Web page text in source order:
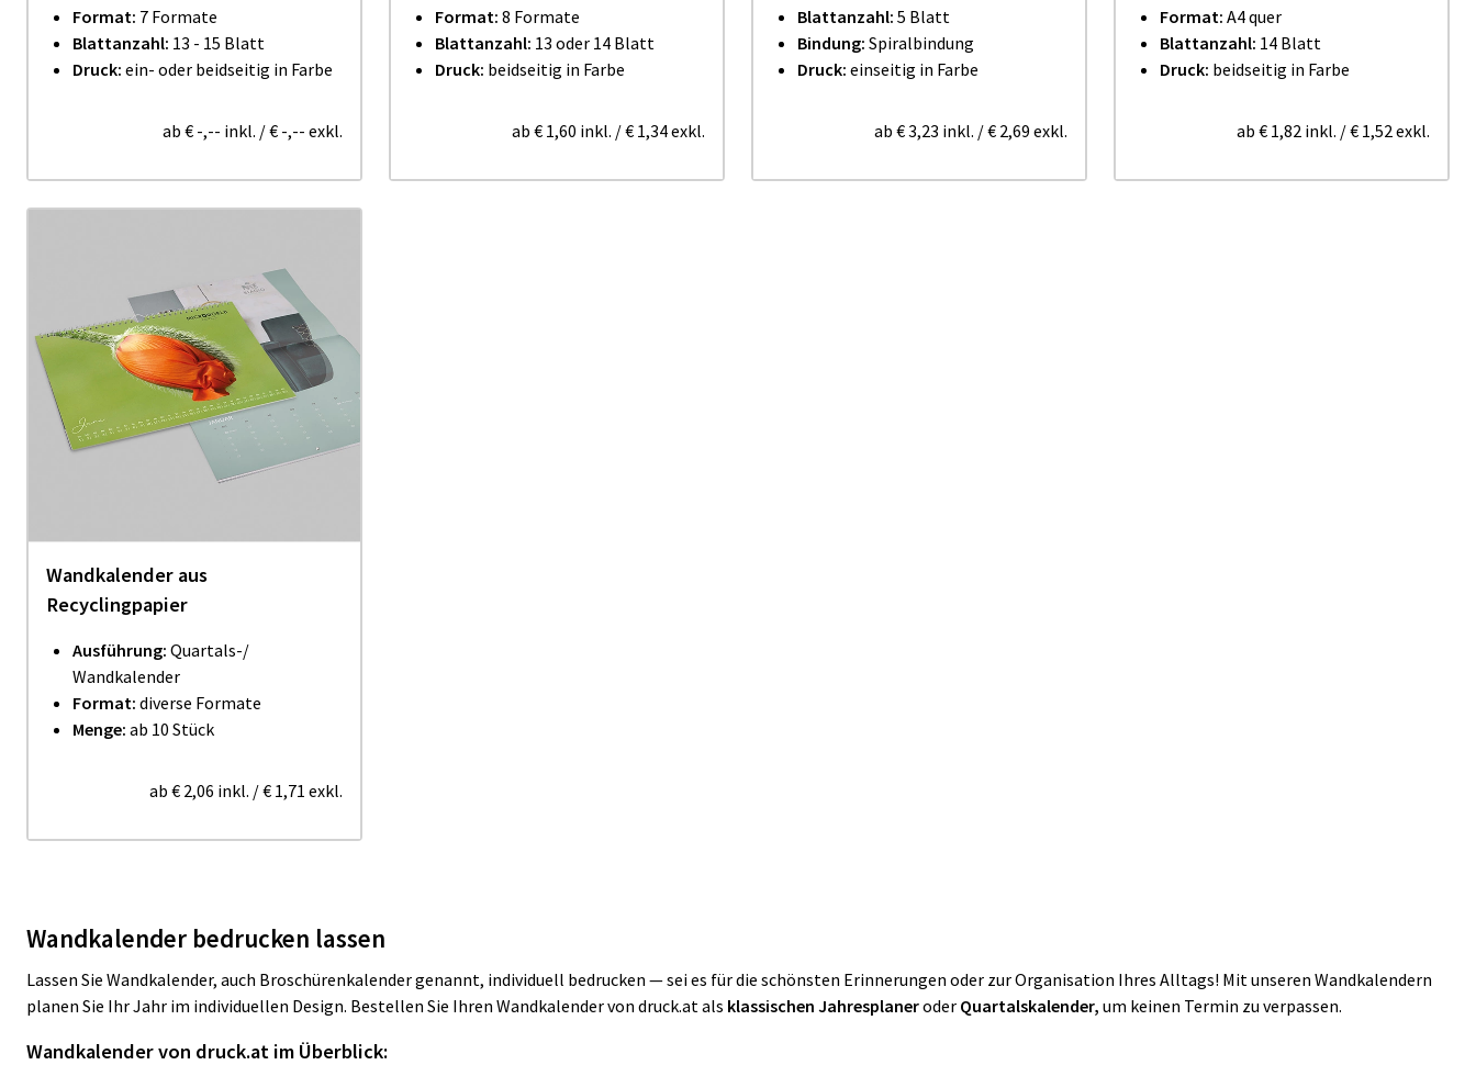
Format: 7 Formate
Blattanzahl: 13 - 15 Blatt
Druck: ein- oder beidseitig in Farbe
ab € -,-- inkl. /€ -,-- exkl.
Format: 8 Formate
Blattanzahl: 13 oder 14 Blatt
Druck: beidseitig in Farbe
ab € 1,60 inkl. /€ 1,34exkl.
Blattanzahl: 5 Blatt
Bindung: Spiralbindung
Druck: einseitig in Farbe
ab € 3,23 inkl. /€ 2,69 exkl.
Format: A4 quer
Blattanzahl: 14 Blatt
Druck: beidseitig in Farbe
ab € 1,82 inkl. /€ 1,52exkl.
Wandkalender aus
Recyclingpapier
Ausführung: Quartals-/
Wandkalender
Format: diverse Formate
Menge: ab 10 Stück
ab € 2,06 inkl. /€ 1,71 exkl.
Wandkalender bedrucken lassen
Lassen Sie Wandkalender, auch Broschürenkalender genannt, individuell bedrucken — sei es für die schönsten Erinnerungen oder zur Organisation Ihres Alltags! Mit unseren Wandkalendern
planen Sie Ihr Jahr im individuellen Design. Bestellen Sie Ihren Wandkalender von druck.at als klassischen Jahresplaneroder Quartalskalender, um keinen Termin zu verpassen.
Wandkalender von druck.at im Überblick: